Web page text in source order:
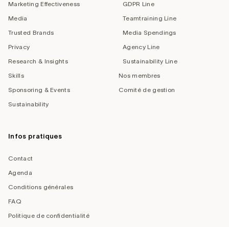
Marketing Effectiveness
Media
Trusted Brands
Privacy
Research & Insights
Skills
Sponsoring & Events
Sustainability
GDPR Line
Teamtraining Line
Media Spendings
Agency Line
Sustainability Line
Nos membres
Comité de gestion
Infos pratiques
Contact
Agenda
Conditions générales
FAQ
Politique de confidentialité